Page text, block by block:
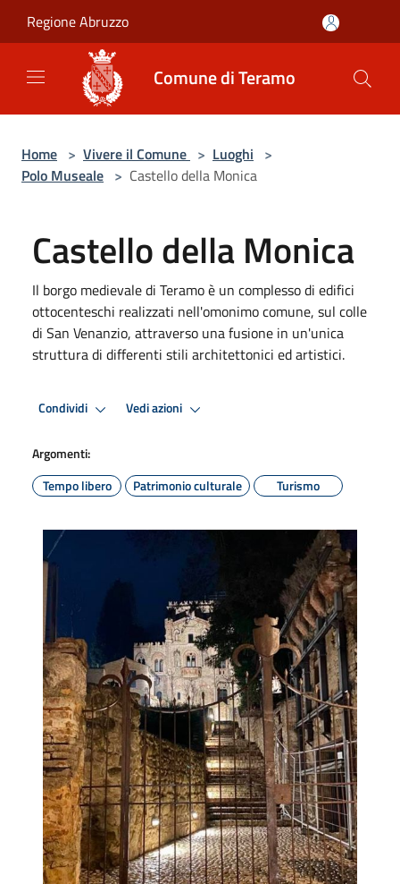
Regione Abruzzo
Comune di Teramo
Home > Vivere il Comune > Luoghi >
Polo Museale > Castello della Monica
Castello della Monica
Il borgo medievale di Teramo è un complesso di edifici
ottocenteschi realizzati nell'omonimo comune, sul colle
di San Venanzio, attraverso una fusione in un'unica
struttura di differenti stili architettonici ed artistici.
Condividi Vedi azioni
Argomenti:
Tempo libero
Patrimonio culturale Turismo